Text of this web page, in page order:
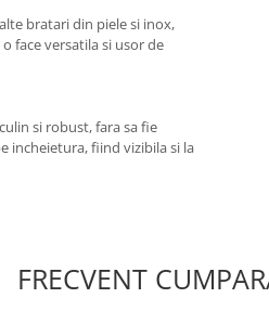
bratari din piele si inox,
face versatila si usor de
si robust, fara sa fie
incheietura, fiind vizibila si la
FRECVENT